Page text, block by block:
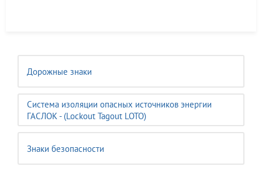
Дорожные знаки
Система изоляции опасных источников энергии
ГАСЛОК - (Lockout Tagout LOTO)
Знаки безопасности